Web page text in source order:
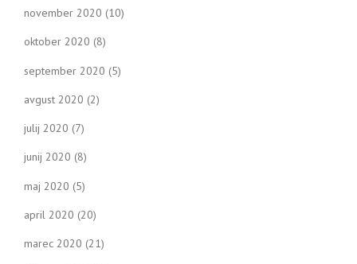
november 2020 (10)
oktober 2020 (8)
september 2020 (5)
avgust 2020 (2)
julij 2020 (7)
junij 2020 (8)
maj 2020 (5)
april 2020 (20)
marec 2020 (21)